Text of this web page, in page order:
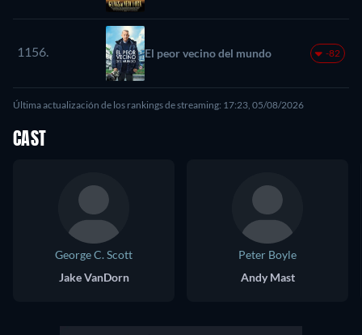
1156. El peor vecino del mundo -82
Última actualización de los rankings de streaming: 17:23, 05/08/2026
CAST
George C. Scott
Jake VanDorn
Peter Boyle
Andy Mast